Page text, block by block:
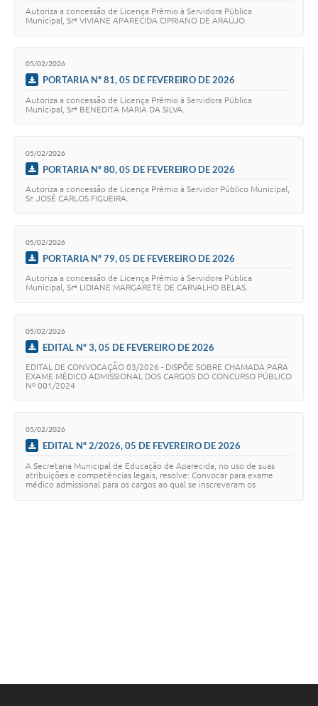
Telefones Úteis
Agenda
Diário Oficial
Contato
Autoriza a concessão de Licença Prêmio à Servidora Pública
Municipal, Srª VIVIANE APARECIDA CIPRIANO DE ARAÚJO.
05/02/2026
PORTARIA Nº 81, 05 DE FEVEREIRO DE 2026
Autoriza a concessão de Licença Prêmio à Servidora Pública
Municipal, Srª BENEDITA MARIA DA SILVA.
05/02/2026
PORTARIA Nº 80, 05 DE FEVEREIRO DE 2026
Autoriza a concessão de Licença Prêmio à Servidor Público Municipal,
Sr. JOSÉ CARLOS FIGUEIRA.
05/02/2026
PORTARIA Nº 79, 05 DE FEVEREIRO DE 2026
Autoriza a concessão de Licença Prêmio à Servidora Pública
Municipal, Srª LIDIANE MARGARETE DE CARVALHO BELAS.
05/02/2026
EDITAL Nº 3, 05 DE FEVEREIRO DE 2026
EDITAL DE CONVOCAÇÃO 03/2026 - DISPÕE SOBRE CHAMADA PARA
EXAME MÉDICO ADMISSIONAL DOS CARGOS DO CONCURSO PÚBLICO
Nº 001/2024
05/02/2026
EDITAL Nº 2/2026, 05 DE FEVEREIRO DE 2026
A Secretaria Municipal de Educação de Aparecida, no uso de suas
atribuições e competências legais, resolve: Convocar para exame
médico admissional para os cargos ao qual se inscreveram os